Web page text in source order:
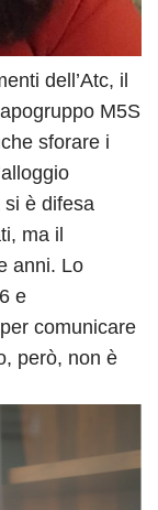
dell’Atc, il
M5S
sforare i
si è difesa
ma il
anni. Lo
e
comunicare
però, non è